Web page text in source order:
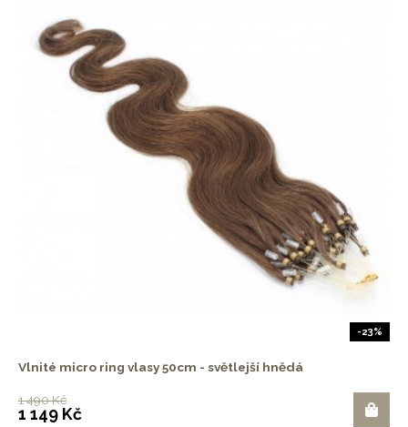
-23%
Vlnité micro ring vlasy 50cm - světlejší hnědá
1 490 Kč
1 149 Kč